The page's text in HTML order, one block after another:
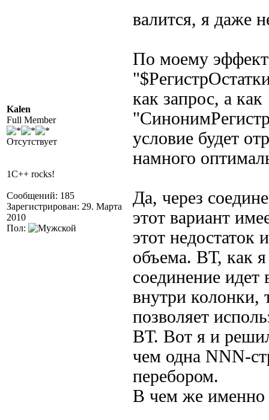
Kalen
Full Member
Отсутствует
1C++ rocks!
Сообщений: 185
Зарегистрирован: 29. Марта
2010
Пол:
валится, я даже
По моему
как запрос, а как
условие будет
намного
Да, через
этот вариант
этот
объема. ВТ, как
соединение
внутри колонки,
позволяет
ВТ. Вот я и
чем одна NNN-
перебором.
В чем же именно